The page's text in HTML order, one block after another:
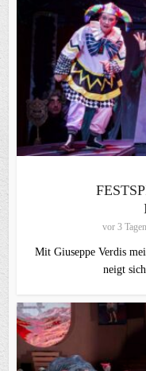
vor 3 Tagen
Mit Giuseppe Verdis
neigt